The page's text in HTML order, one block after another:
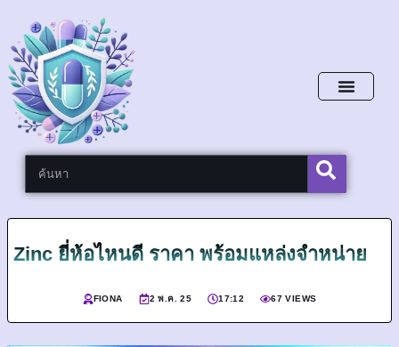
Zinc ยี่ห้อไหนดี ราคา พร้อมแหล่งจำหน่าย
FIONA 2 พ.ค. 25 17:12 67 VIEWS